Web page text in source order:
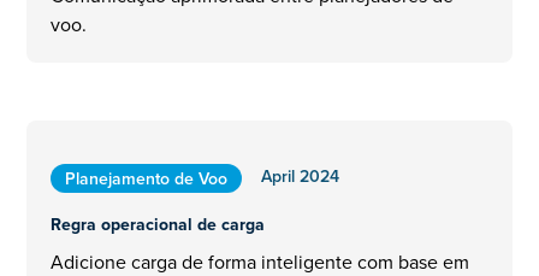
voo.
Planejamento de Voo
April 2024
Regra operacional de carga
Adicione carga de forma inteligente com base em